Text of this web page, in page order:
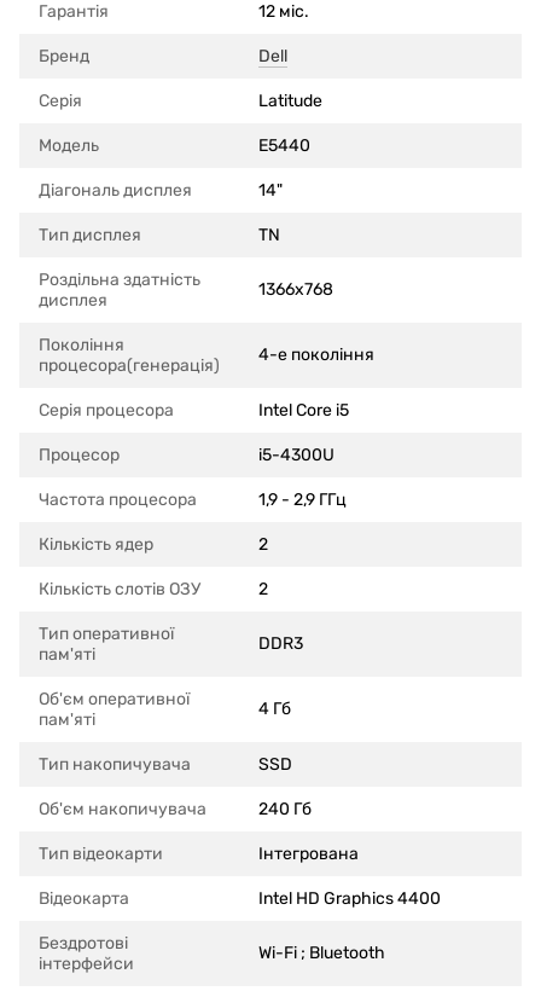
Гарантія 12 міс.
Бренд Dell
Серія Latitude
Модель E5440
Діагональ дисплея 14"
Тип дисплея TN
Роздільна здатність
дисплея
1366x768
Покоління
процесора(генерація)
4-е покоління
Серія процесора Intel Core i5
Процесор i5-4300U
Частота процесора 1,9 - 2,9 ГГц
Кількість ядер 2
Кількість слотів ОЗУ 2
Тип оперативної
пам'яті
DDR3
Об'єм оперативної
пам'яті
4 Гб
Тип накопичувача SSD
Об'єм накопичувача 240 Гб
Тип відеокарти Інтегрована
Відеокарта Intel HD Graphics 4400
Бездротові
інтерфейси
Wi-Fi ; Bluetooth